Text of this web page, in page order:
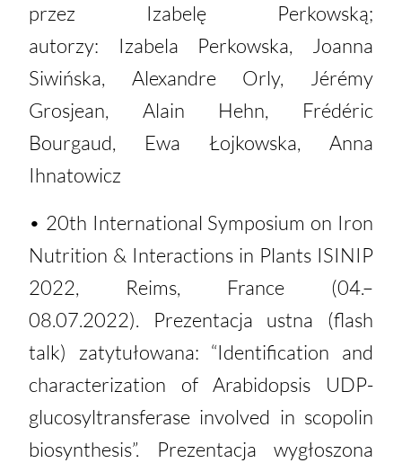
przez Izabelę Perkowską;
autorzy: Izabela Perkowska, Joanna
Siwińska, Alexandre Orly, Jérémy
Grosjean, Alain Hehn, Frédéric
Bourgaud, Ewa Łojkowska, Anna
Ihnatowicz
• 20th International Symposium on Iron
Nutrition & Interactions in Plants ISINIP
2022, Reims, France (04.–
08.07.2022). Prezentacja ustna (flash
talk) zatytułowana: “Identification and
characterization of Arabidopsis UDP-
glucosyltransferase involved in scopolin
biosynthesis”. Prezentacja wygłoszona